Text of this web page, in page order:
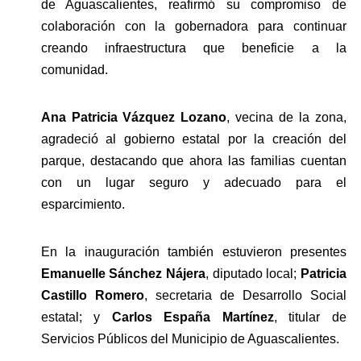
de Aguascalientes, reafirmó su compromiso de
colaboración con la gobernadora para continuar
creando infraestructura que beneficie a la
comunidad.
Ana Patricia Vázquez Lozano, vecina de la zona,
agradeció al gobierno estatal por la creación del
parque, destacando que ahora las familias cuentan
con un lugar seguro y adecuado para el
esparcimiento.
En la inauguración también estuvieron presentes
Emanuelle Sánchez Nájera, diputado local; Patricia
Castillo Romero, secretaria de Desarrollo Social
estatal; y Carlos España Martínez, titular de
Servicios Públicos del Municipio de Aguascalientes.